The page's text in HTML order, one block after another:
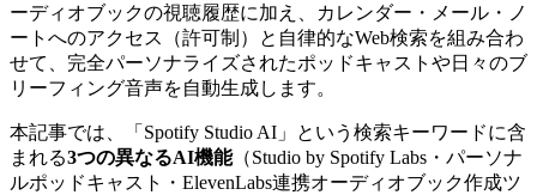
ーディオブックの視聴履歴に加え、カレンダー・メール・ノ
ートへのアクセス（許可制）と自律的なWeb検索を組み合わ
せて、完全パーソナライズされたポッドキャストや日々のブ
リーフィング音声を自動生成します。
本記事では、「Spotify Studio AI」という検索キーワードに含
まれる3つの異なるAI機能（Studio by Spotify Labs・パーソナ
ルポッドキャスト・ElevenLabs連携オーディオブック作成ツ